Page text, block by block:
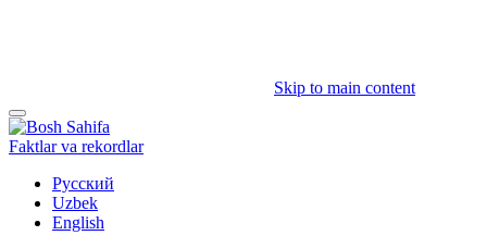
Skip to main content
Faktlar va rekordlar
Русский
Uzbek
English